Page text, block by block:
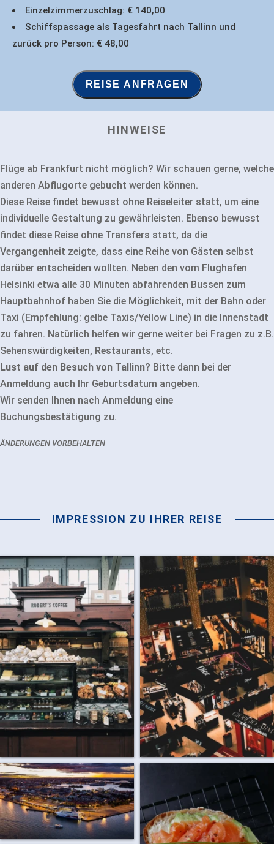
Einzelzimmerzuschlag: € 140,00
Schiffspassage als Tagesfahrt nach Tallinn und
zurück pro Person: € 48,00
REISE ANFRAGEN
HINWEISE
Flüge ab Frankfurt nicht möglich? Wir schauen gerne, welche
anderen Abflugorte gebucht werden können.
Diese Reise findet bewusst ohne Reiseleiter statt, um eine
individuelle Gestaltung zu gewährleisten. Ebenso bewusst
findet diese Reise ohne Transfers statt, da die
Vergangenheit zeigte, dass eine Reihe von Gästen selbst
darüber entscheiden wollten. Neben den vom Flughafen
Helsinki etwa alle 30 Minuten abfahrenden Bussen zum
Hauptbahnhof haben Sie die Möglichkeit, mit der Bahn oder
Taxi (Empfehlung: gelbe Taxis/Yellow Line) in die Innenstadt
zu fahren. Natürlich helfen wir gerne weiter bei Fragen zu z.B.
Sehenswürdigkeiten, Restaurants, etc.
Lust auf den Besuch von Tallinn? Bitte dann bei der
Anmeldung auch Ihr Geburtsdatum angeben.
Wir senden Ihnen nach Anmeldung eine
Buchungsbestätigung zu.
ÄNDERUNGEN VORBEHALTEN
IMPRESSION ZU IHRER REISE